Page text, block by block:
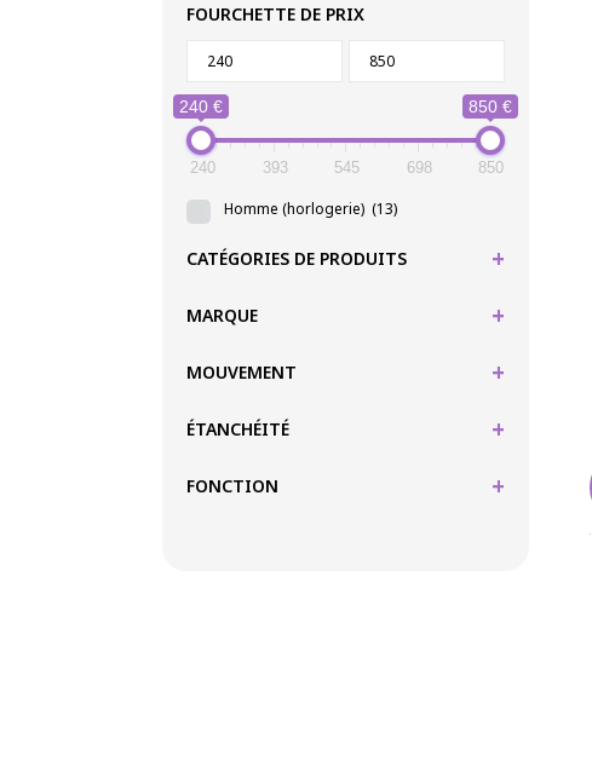
FOURCHETTE DE PRIX
240 € 850 €
240 393 545 698 850
Homme (horlogerie) (13)
CATÉGORIES DE PRODUITS +
MARQUE +
MOUVEMENT +
ÉTANCHÉITÉ +
FONCTION +